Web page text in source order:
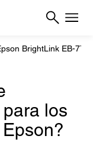
BrightLink EB-
los